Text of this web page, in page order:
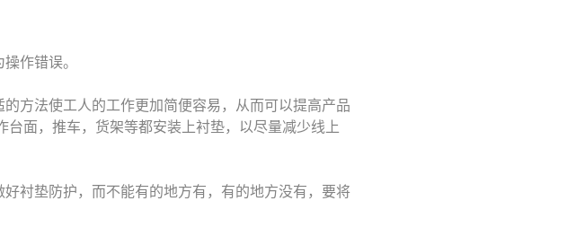
作错误。
方法使工人的工作更加简便容易，从而可以提高产品
面，推车，货架等都安装上衬垫，以尽量减少线上
衬垫防护，而不能有的地方有，有的地方没有，要将